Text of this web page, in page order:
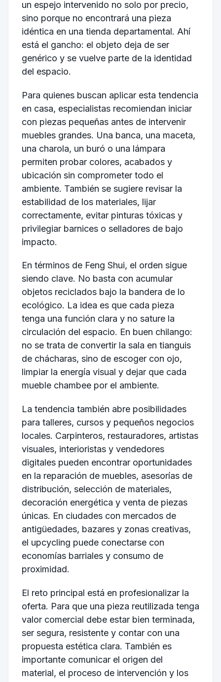
un espejo intervenido no solo por precio,
sino porque no encontrará una pieza
idéntica en una tienda departamental. Ahí
está el gancho: el objeto deja de ser
genérico y se vuelve parte de la identidad
del espacio.
Para quienes buscan aplicar esta tendencia
en casa, especialistas recomiendan iniciar
con piezas pequeñas antes de intervenir
muebles grandes. Una banca, una maceta,
una charola, un buró o una lámpara
permiten probar colores, acabados y
ubicación sin comprometer todo el
ambiente. También se sugiere revisar la
estabilidad de los materiales, lijar
correctamente, evitar pinturas tóxicas y
privilegiar barnices o selladores de bajo
impacto.
En términos de Feng Shui, el orden sigue
siendo clave. No basta con acumular
objetos reciclados bajo la bandera de lo
ecológico. La idea es que cada pieza
tenga una función clara y no sature la
circulación del espacio. En buen chilango:
no se trata de convertir la sala en tianguis
de chácharas, sino de escoger con ojo,
limpiar la energía visual y dejar que cada
mueble chambee por el ambiente.
La tendencia también abre posibilidades
para talleres, cursos y pequeños negocios
locales. Carpinteros, restauradores, artistas
visuales, interioristas y vendedores
digitales pueden encontrar oportunidades
en la reparación de muebles, asesorías de
distribución, selección de materiales,
decoración energética y venta de piezas
únicas. En ciudades con mercados de
antigüedades, bazares y zonas creativas,
el upcycling puede conectarse con
economías barriales y consumo de
proximidad.
El reto principal está en profesionalizar la
oferta. Para que una pieza reutilizada tenga
valor comercial debe estar bien terminada,
ser segura, resistente y contar con una
propuesta estética clara. También es
importante comunicar el origen del
material, el proceso de intervención y los